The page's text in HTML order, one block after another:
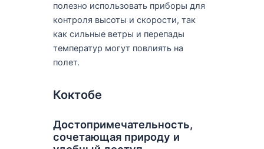
полезно использовать приборы для
контроля высоты и скорости, так
как сильные ветры и перепады
температур могут повлиять на
полет.
Коктобе
Достопримечательность,
сочетающая природу и